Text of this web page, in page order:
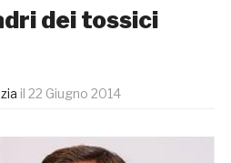
dei tossici
il 22 Giugno 2014